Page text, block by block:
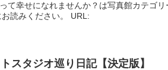
て幸せになれませんか？は写真館カテゴ
お読みください。 URL:
スタジオ巡り日記【決定版】